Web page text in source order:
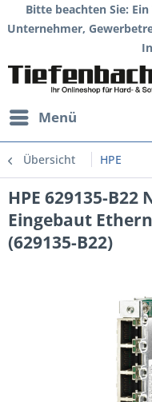
Bitte beachten Sie:
Unternehmer,
Menü
Übersicht HPE
HPE 629135-
Eingebaut
(629135-B22)